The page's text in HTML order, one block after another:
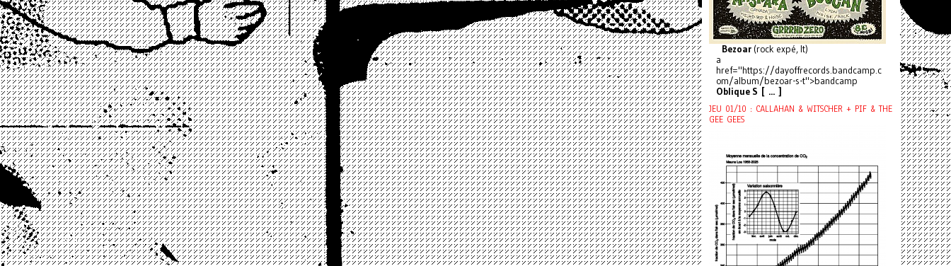
Bezoar (rock expé, It)
a
href="https://dayoffrecords.bandcamp.c
om/album/bezoar-s-t">bandcamp
Oblique S [ ... ]
JEU 01/10 : CALLAHAN & WITSCHER + PIF & THE
GEE GEES